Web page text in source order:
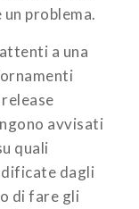
problema.
a una
avvisati
quali
dagli
di fare gli